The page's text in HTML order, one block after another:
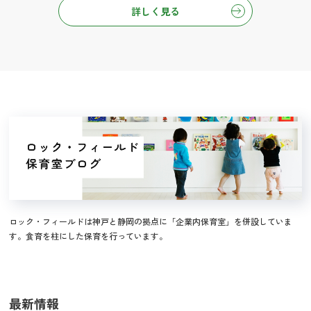
詳しく見る
ロック・フィールドは神戸と静岡の拠点に「企業内保育室」を併設していま
す。食育を柱にした保育を行っています。
最新情報